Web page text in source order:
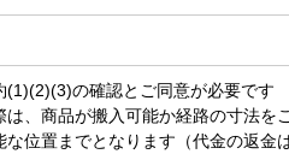
の確認とご同意が必要です
、商品が搬入可能か経路の寸法を
位置までとなります（代金の返金